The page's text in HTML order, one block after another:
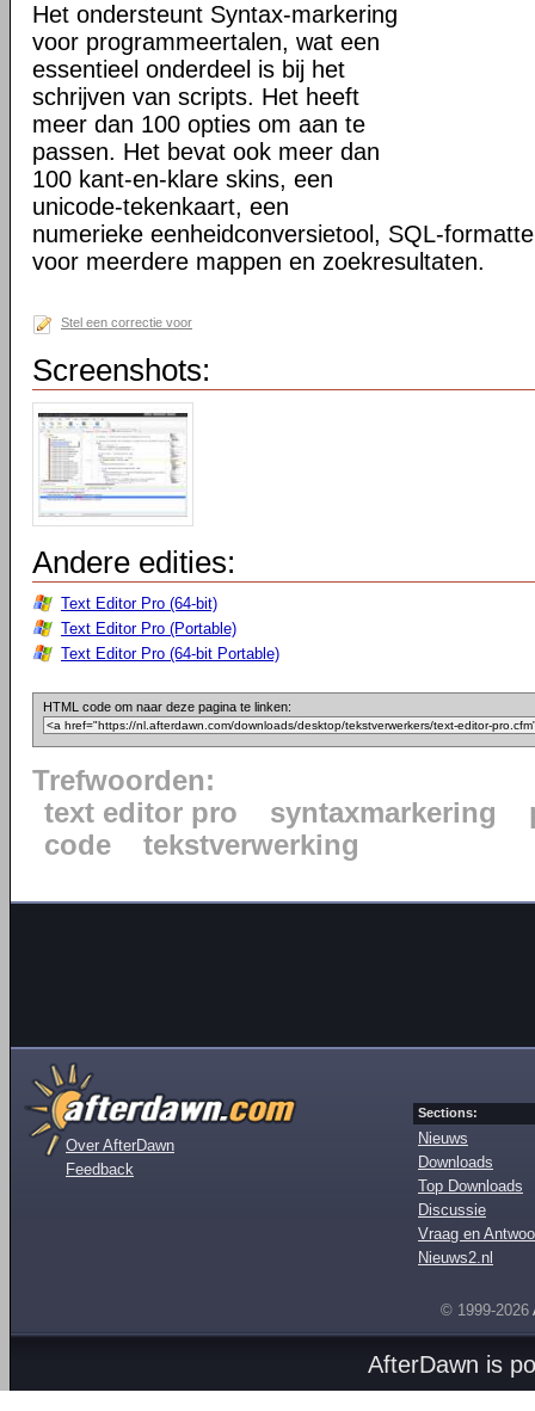
Het ondersteunt Syntax-markering
voor programmeertalen, wat een
essentieel onderdeel is bij het
schrijven van scripts. Het heeft
meer dan 100 opties om aan te
passen. Het bevat ook meer dan
100 kant-en-klare skins, een
unicode-tekenkaart, een
numerieke eenheidconversietool, SQL-
voor meerdere mappen en zoekresultaten.
Stel een correctie voor
Screenshots:
Andere edities:
Text Editor Pro (64-bit)
Text Editor Pro (Portable)
Text Editor Pro (64-bit Portable)
HTML code om naar deze pagina te linken:
Trefwoorden:
text editor pro
syntaxmarkering
code
tekstverwerking
Over AfterDawn
Feedback
Sections:
Nieuws
Downloads
Top Downloads
Discussie
Vraag en
Nieuws2.nl
© 1999-2026
AfterDawn is